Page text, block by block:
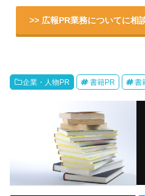
>> 広報PR業務についてに相
企業・人物PR 書籍PR 書